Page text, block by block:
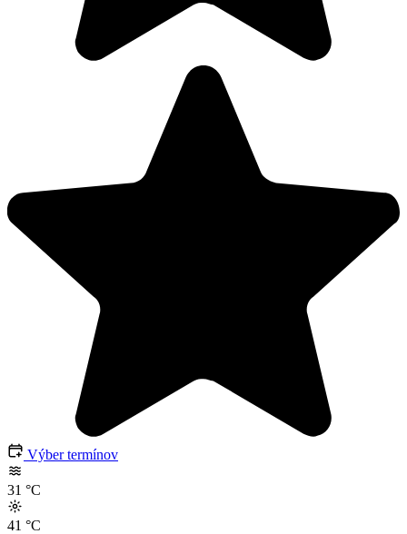
Výber termínov
31 °C
41 °C